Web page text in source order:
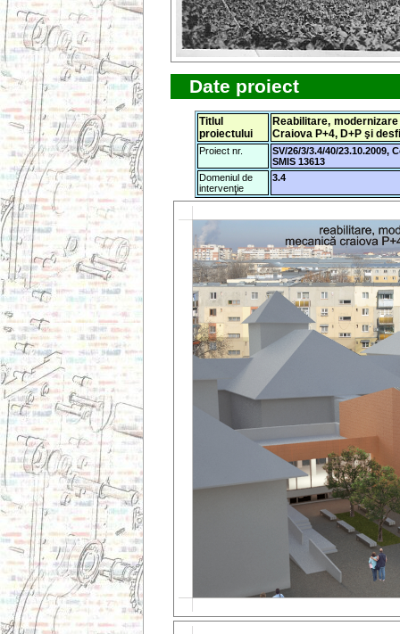
Date proiect
Titlul
proiectului
Reabilitare,
Craiova P+4, D+P şi
Proiect nr.
SV/26/3/3.4/40/23.10.2009,
SMIS 13613
Domeniul de
intervenţie
3.4